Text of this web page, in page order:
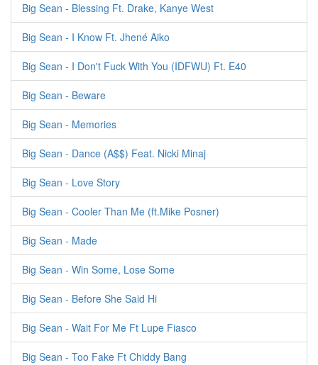
Big Sean - Blessing Ft. Drake, Kanye West
Big Sean - I Know Ft. Jhené Aiko
Big Sean - I Don't Fuck With You (IDFWU) Ft. E40
Big Sean - Beware
Big Sean - Memories
Big Sean - Dance (A$$) Feat. Nicki Minaj
Big Sean - Love Story
Big Sean - Cooler Than Me (ft.Mike Posner)
Big Sean - Made
Big Sean - Win Some, Lose Some
Big Sean - Before She Said Hi
Big Sean - Wait For Me Ft Lupe Fiasco
Big Sean - Too Fake Ft Chiddy Bang